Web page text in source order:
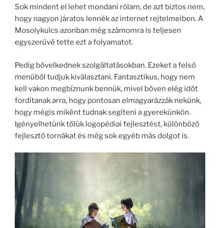
Sok mindent el lehet mondani rólam, de azt biztos nem,
hogy nagyon járatos lennék az internet rejtelmeiben. A
Mosolykulcs azonban még számomra is teljesen
egyszerűvé tette ezt a folyamatot.
Pedig bővelkednek szolgáltatásokban. Ezeket a felső
menüből tudjuk kiválasztani. Fantasztikus, hogy nem
kell vakon megbíznunk bennük, mivel bőven elég időt
fordítanak arra, hogy pontosan elmagyarázzák nekünk,
hogy mégis miként tudnak segíteni a gyerekünkön.
Igényelhetünk tőlük logopédiai fejlesztést, különböző
fejlesztő tornákat és még sok egyéb más dolgot is.